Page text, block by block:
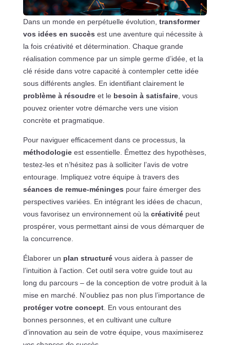
Dans un monde en perpétuelle évolution, transformer
vos idées en succès est une aventure qui nécessite à
la fois créativité et détermination. Chaque grande
réalisation commence par un simple germe d’idée, et la
clé réside dans votre capacité à contempler cette idée
sous différents angles. En identifiant clairement le
problème à résoudreet le besoin à satisfaire, vous
pouvez orienter votre démarche vers une vision
concrète et pragmatique.
Pour naviguer efficacement dans ce processus, la
méthodologieest essentielle. Émettez des hypothèses,
testez-les et n’hésitez pas à solliciter l’avis de votre
entourage. Impliquez votre équipe à travers des
séances de remue-méninges pour faire émerger des
perspectives variées. En intégrant les idées de chacun,
vous favorisez un environnement où la créativitépeut
prospérer, vous permettant ainsi de vous démarquer de
la concurrence.
Élaborer un plan structurévous aidera à passer de
l’intuition à l’action. Cet outil sera votre guide tout au
long du parcours – de la conception de votre produit à la
mise en marché. N’oubliez pas non plus l’importance de
protéger votre concept. En vous entourant des
bonnes personnes, et en cultivant une culture
d’innovation au sein de votre équipe, vous maximiserez